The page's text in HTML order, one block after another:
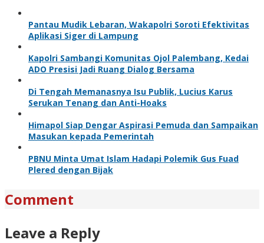
Pantau Mudik Lebaran, Wakapolri Soroti Efektivitas
Aplikasi Siger di Lampung
Kapolri Sambangi Komunitas Ojol Palembang, Kedai
ADO Presisi Jadi Ruang Dialog Bersama
Di Tengah Memanasnya Isu Publik, Lucius Karus
Serukan Tenang dan Anti-Hoaks
Himapol Siap Dengar Aspirasi Pemuda dan Sampaikan
Masukan kepada Pemerintah
PBNU Minta Umat Islam Hadapi Polemik Gus Fuad
Plered dengan Bijak
Comment
Leave a Reply